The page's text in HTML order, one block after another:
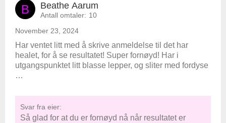
B Beathe Aarum
Antall omtaler: 10
November 23, 2024
Har ventet litt med å skrive anmeldelse til det har
healet, for å se resultatet! Super fornøyd! Har i
utgangspunktet litt blasse lepper, og sliter med fordyse
…
Svar fra eier:
Så glad for at du er fornøyd nå når resultatet er